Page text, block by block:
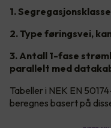
1.
2. Type føringsvei,
3. Antall 1-fase
parallelt med
Tabeller i NEK EN
beregnes basert på